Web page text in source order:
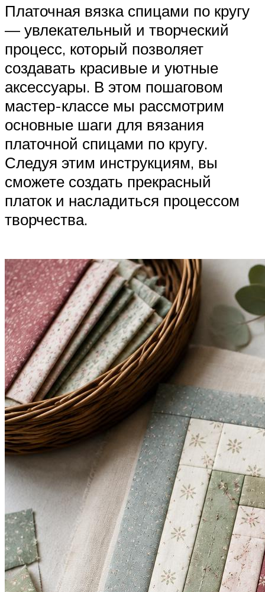
Платочная вязка спицами по кругу
— увлекательный и творческий
процесс, который позволяет
создавать красивые и уютные
аксессуары. В этом пошаговом
мастер-классе мы рассмотрим
основные шаги для вязания
платочной спицами по кругу.
Следуя этим инструкциям, вы
сможете создать прекрасный
платок и насладиться процессом
творчества.